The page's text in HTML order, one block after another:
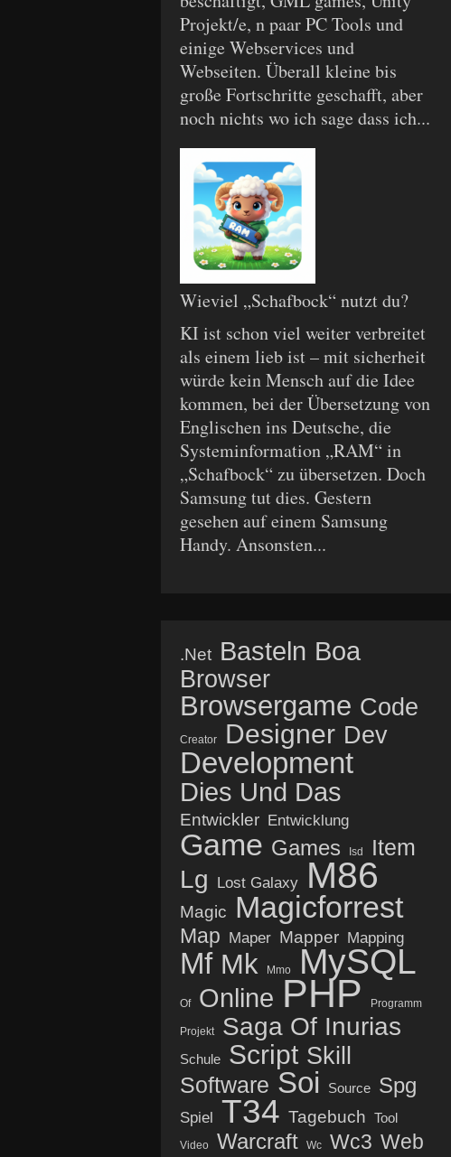
Projekt/e, n paar PC Tools und
einige Webservices und
Webseiten. Überall kleine bis
große Fortschritte geschafft, aber
noch nichts wo ich sage dass ich...
Wieviel „Schafbock“ nutzt du?
KI ist schon viel weiter verbreitet
als einem lieb ist – mit sicherheit
würde kein Mensch auf die Idee
kommen, bei der Übersetzung von
Englischen ins Deutsche, die
Systeminformation „RAM“ in
„Schafbock“ zu übersetzen. Doch
Samsung tut dies. Gestern
gesehen auf einem Samsung
Handy. Ansonsten...
.net Basteln Boa
Browser
Browsergame Code
Creator Designer Dev
Development
Dies Und Das
Entwickler Entwicklung
Game Games Isd Item
Lg Lost Galaxy M86
Magic Magicforrest
Map Maper Mapper Mapping
Mf Mk Mmo MySQL
Of Online PHP Programm
Projekt Saga Of Inurias
Schule Script Skill
Software Soi Source Spg
Spiel T34 Tagebuch Tool
Video Warcraft Wc Wc3 Web